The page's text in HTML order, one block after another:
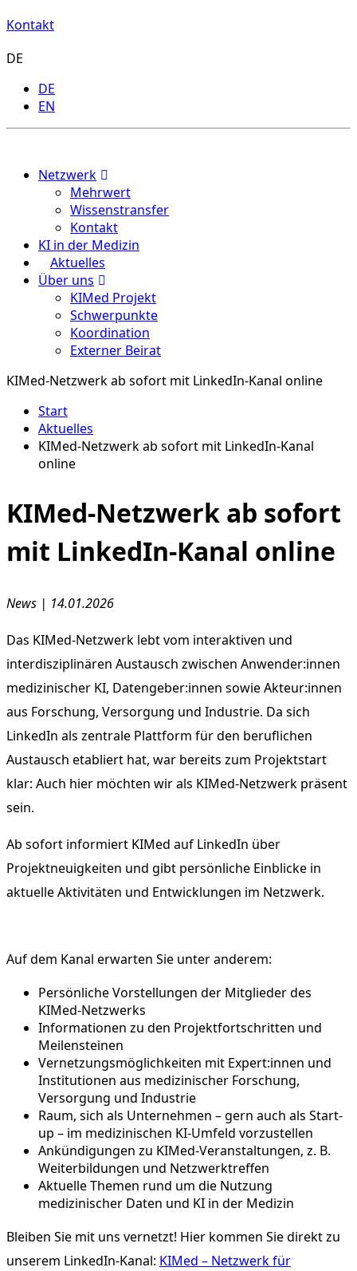
Kontakt
DE
DE
EN
Netzwerk
Mehrwert
Wissenstransfer
Kontakt
KI in der Medizin
Aktuelles
Über uns
KIMed Projekt
Schwerpunkte
Koordination
Externer Beirat
KIMed-Netzwerk ab sofort mit LinkedIn-Kanal online
Start
Aktuelles
KIMed-Netzwerk ab sofort mit LinkedIn-Kanal
online
KIMed-Netzwerk ab sofort
mit LinkedIn-Kanal online
News | 14.01.2026
Das KIMed-Netzwerk lebt vom interaktiven und
interdisziplinären Austausch zwischen Anwender:innen
medizinischer KI, Datengeber:innen sowie Akteur:innen
aus Forschung, Versorgung und Industrie. Da sich
LinkedIn als zentrale Plattform für den beruflichen
Austausch etabliert hat, war bereits zum Projektstart
klar: Auch hier möchten wir als KIMed-Netzwerk präsent
sein.
Ab sofort informiert KIMed auf LinkedIn über
Projektneuigkeiten und gibt persönliche Einblicke in
aktuelle Aktivitäten und Entwicklungen im Netzwerk.
Auf dem Kanal erwarten Sie unter anderem:
Persönliche Vorstellungen der Mitglieder des
KIMed-Netzwerks
Informationen zu den Projektfortschritten und
Meilensteinen
Vernetzungsmöglichkeiten mit Expert:innen und
Institutionen aus medizinischer Forschung,
Versorgung und Industrie
Raum, sich als Unternehmen – gern auch als Start-
up – im medizinischen KI-Umfeld vorzustellen
Ankündigungen zu KIMed-Veranstaltungen, z. B.
Weiterbildungen und Netzwerktreffen
Aktuelle Themen rund um die Nutzung
medizinischer Daten und KI in der Medizin
Bleiben Sie mit uns vernetzt! Hier kommen Sie direkt zu
unserem LinkedIn-Kanal: KIMed – Netzwerk für